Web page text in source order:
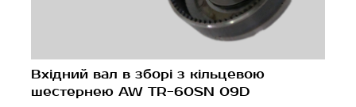
Вхідний вал в зборі з кільцевою
шестернею AW TR-60SN 09D